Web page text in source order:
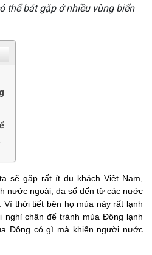
thể bắt gặp ở nhiều vùng biển
sẽ gặp rất ít du khách Việt Nam,
nước ngoài, đa số đến từ các nước
Vì thời tiết bên họ mùa này rất lạnh
nghỉ chân để tránh mùa Đông lạnh
Đông có gì mà khiến người nước